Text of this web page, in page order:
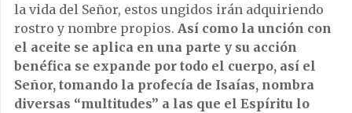
la vida del Señor, estos ungidos irán adquiriendo
rostro y nombre propios. Así como la unción con
el aceite se aplica en una parte y su acción
benéfica se expande por todo el cuerpo, así el
Señor, tomando la profecía de Isaías, nombra
diversas “multitudes” a las que el Espíritu lo